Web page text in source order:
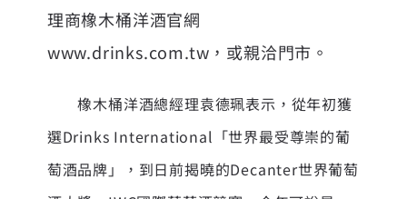
理商橡木桶洋酒官網
www.drinks.com.tw ，或親洽門市。
橡木桶洋酒總經理袁德珮表示，從年初獲
選Drinks International「世界最受尊崇的葡
萄酒品牌」，到日前揭曉的Decanter世界葡萄